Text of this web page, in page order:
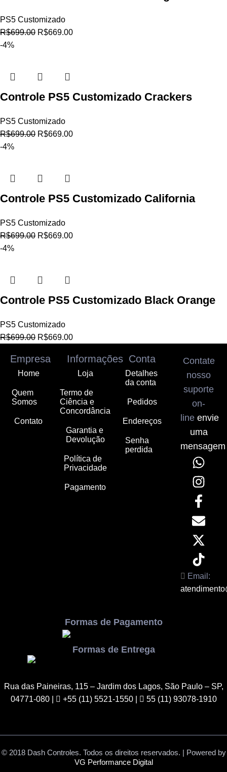
PS5 Customizado
R$699.00 R$669.00
-4%
Controle PS5 Customizado Crackers
PS5 Customizado
R$699.00 R$669.00
-4%
Controle PS5 Customizado California
PS5 Customizado
R$699.00 R$669.00
-4%
Controle PS5 Customizado Black Orange
PS5 Customizado
R$699.00 R$669.00
Empresa
Home
Quem
Somos
Contato
Informações
Loja
Termo de
Ciência e
Concordância
Garantia e
Devolução
Política de
Privacidade
Pagamento
Conta
Detalhes
da conta
Pedidos
Endereços
Senha
perdida
Contate
nosso
suporte
on-
line envie
uma
mensagem
Email:
Formas de Pagamento
Formas de Entrega
Rua das Paineiras, 115 – Jardim dos Lagos, São Paulo – SP,
04771-080| +55 (11) 5521-1550 | 55 (11) 93078-1910
© 2018 Dash Controles. Todos os direitos reservados. | Powered by
VG Performance Digital